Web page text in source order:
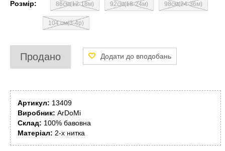
Розмір: 86см(12-18м) 92см(18-24м) 98см(24-36м)
104 см(3-4р)
Продано
Артикул: 13409
Виробник: ArDoMi
Склад: 100% бавовна
Матеріал: 2-х нитка